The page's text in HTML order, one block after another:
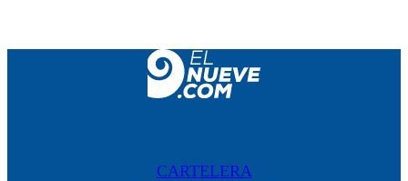
CARTELERA